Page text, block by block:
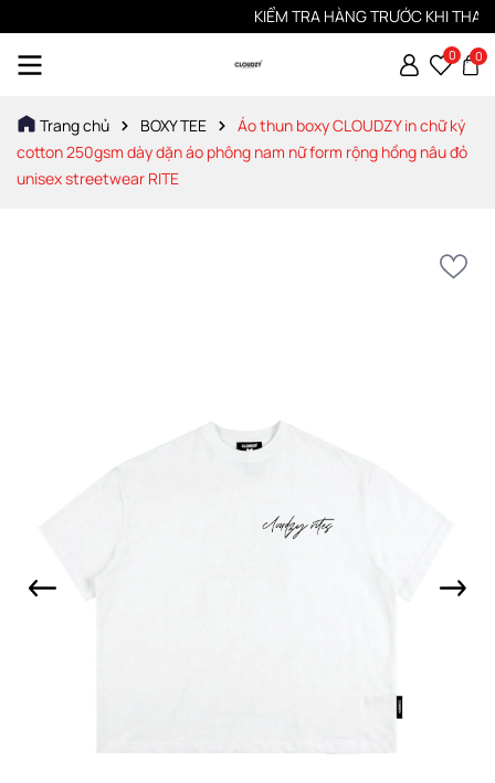
KIỂM TRA HÀNG TRƯỚC KHI THANH
0 0
Trang chủ BOXY TEE
Áo thun boxy CLOUDZY in chữ ký
cotton 250gsm dày dặn áo phông nam nữ form rộng hồng nâu đỏ
unisex streetwear RITE